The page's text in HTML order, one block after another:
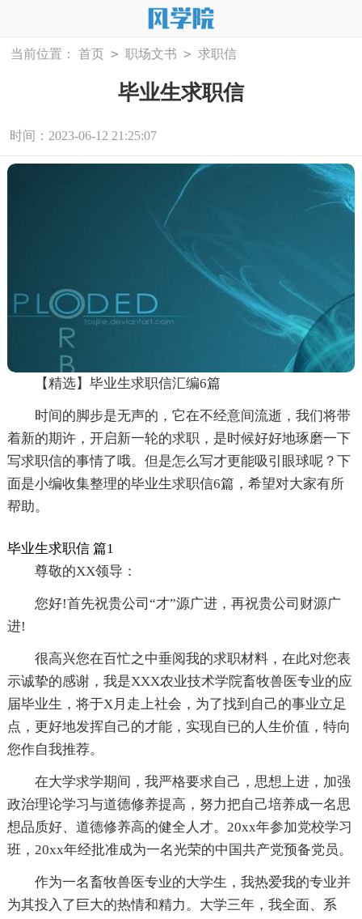
当前位置： 首页 > 职场文书 > 求职信
毕业生求职信
时间：2023-06-12 21:25:07
【精选】毕业生求职信汇编6篇
时间的脚步是无声的，它在不经意间流逝，我们将带
着新的期许，开启新一轮的求职，是时候好好地琢磨一下
写求职信的事情了哦。但是怎么写才更能吸引眼球呢？下
面是小编收集整理的毕业生求职信6篇，希望对大家有所
帮助。
毕业生求职信 篇1
尊敬的XX领导：
您好!首先祝贵公司“才”源广进，再祝贵公司财源广
进!
很高兴您在百忙之中垂阅我的求职材料，在此对您表
示诚挚的感谢，我是XXX农业技术学院畜牧兽医专业的应
届毕业生，将于X月走上社会，为了找到自己的事业立足
点，更好地发挥自己的才能，实现自已的人生价值，特向
您作自我推荐。
在大学求学期间，我严格要求自己，思想上进，加强
政治理论学习与道德修养提高，努力把自己培养成一名思
想品质好、道德修养高的健全人才。20xx年参加党校学习
班，20xx年经批准成为一名光荣的中国共产党预备党员。
作为一名畜牧兽医专业的大学生，我热爱我的专业并
为其投入了巨大的热情和精力。大学三年，我全面、系